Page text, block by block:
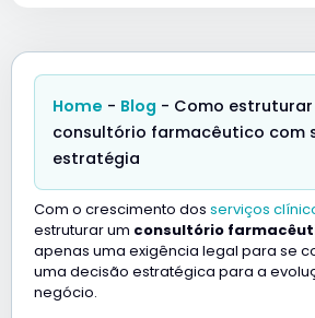
Home - Blog - Como estruturar
consultório farmacêutico com
estratégia
Com o crescimento dos serviços
estruturar um consultório
apenas uma exigência legal para se
uma decisão estratégica para a
negócio.